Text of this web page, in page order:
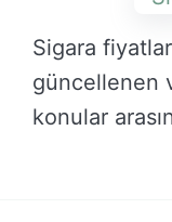
Sigara
güncellenen
konular